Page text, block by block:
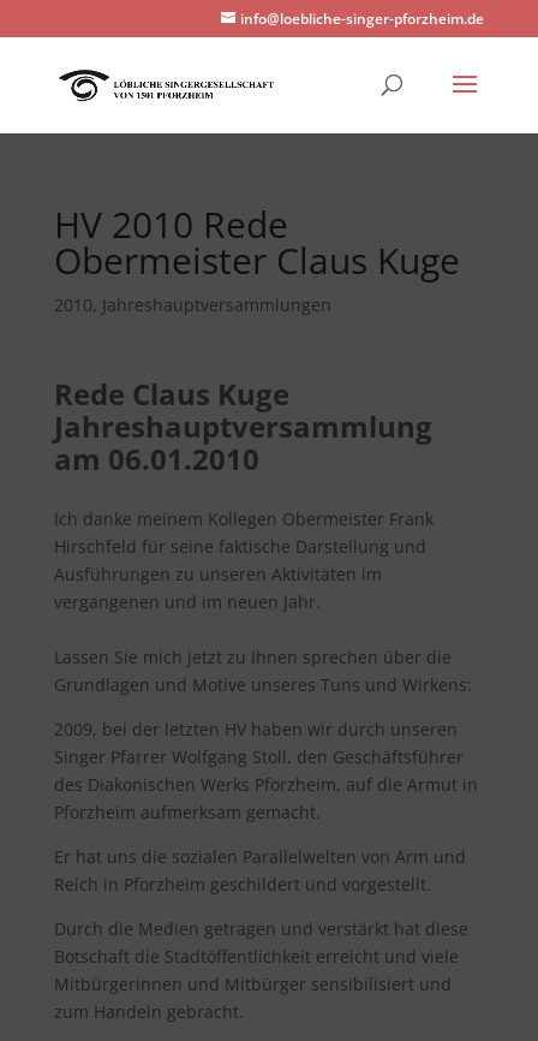
info@loebliche-singer-pforzheim.de
HV 2010 Rede
Obermeister Claus Kuge
2010, Jahreshauptversammlungen
Rede Claus Kuge
Jahreshauptversammlung
am 06.01.2010
Ich danke meinem Kollegen Obermeister Frank
Hirschfeld für seine faktische Darstellung und
Ausführungen zu unseren Aktivitäten im
vergangenen und im neuen Jahr.
Lassen Sie mich jetzt zu Ihnen sprechen über die
Grundlagen und Motive unseres Tuns und Wirkens:
2009, bei der letzten HV haben wir durch unseren
Singer Pfarrer Wolfgang Stoll, den Geschäftsführer
des Diakonischen Werks Pforzheim, auf die Armut in
Pforzheim aufmerksam gemacht.
Er hat uns die sozialen Parallelwelten von Arm und
Reich in Pforzheim geschildert und vorgestellt.
Durch die Medien getragen und verstärkt hat diese
Botschaft die Stadtöffentlichkeit erreicht und viele
Mitbürgerinnen und Mitbürger sensibilisiert und
zum Handeln gebracht.